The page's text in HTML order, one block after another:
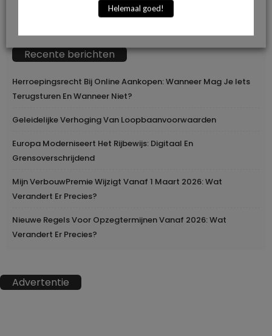
Recente berichten
Herroepingsrecht Bij Online Aankopen: Wanneer Mag Je Iets
Terugsturen En Wanneer Niet?
Geleidelijke Verhoging Van Loopbaanvoorwaarden
Europa Moderniseert Het Rijbewijs: Digitaal En
Grensoverschrijdend
Mijn VerbouwPremie Wijzigt Vanaf 1 Maart 2026: Wat
Verandert Er Precies?
Nieuwe Regels Voor Opzegtermijnen Vanaf 2026: Wat
Verandert Er Precies?
Advertentie
Helemaal goed!